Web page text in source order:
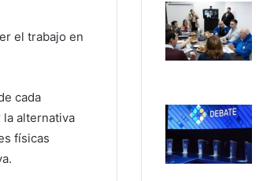
el trabajo en
cada
alternativa
físicas